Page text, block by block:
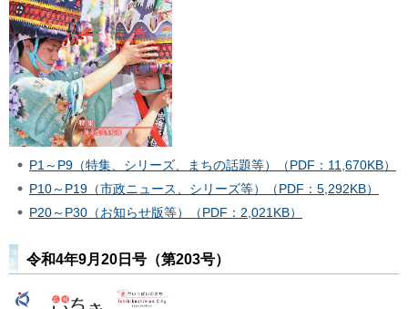
P1～P9（特集、シリーズ、まちの話題等）（PDF：11,670KB）
P10～P19（市政ニュース、シリーズ等）（PDF：5,292KB）
P20～P30（お知らせ版等）（PDF：2,021KB）
令和4年9月20日号（第203号）